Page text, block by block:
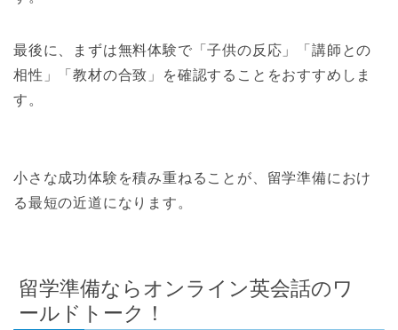
最後に、まずは無料体験で「子供の反応」「講師との
相性」「教材の合致」を確認することをおすすめしま
す。
小さな成功体験を積み重ねることが、留学準備におけ
る最短の近道になります。
留学準備ならオンライン英会話のワ
ールドトーク！